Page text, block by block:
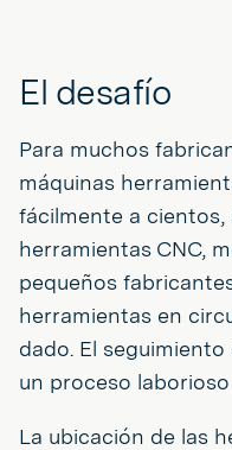
El desafío
Para muchos
máquinas
fácilmente a cientos,
herramientas CNC,
pequeños
herramientas en
dado. El
un proceso
La ubicación de las